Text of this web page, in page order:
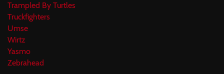
Trampled By Turtles
Truckfighters
Umse
Wirtz
Yasmo
Zebrahead